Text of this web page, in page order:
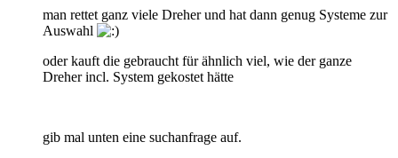
man rettet ganz viele Dreher und hat dann genug Systeme zur
Auswahl
oder kauft die gebraucht für ähnlich viel, wie der ganze
Dreher incl. System gekostet hätte
gib mal unten eine suchanfrage auf.